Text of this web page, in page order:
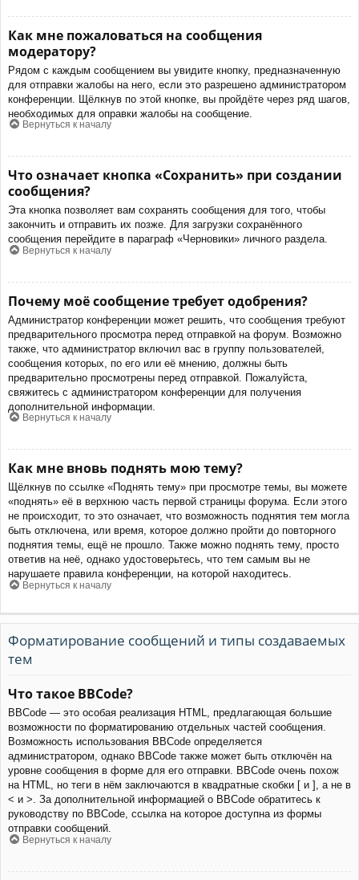
Как мне пожаловаться на сообщения
модератору?
Рядом с каждым сообщением вы увидите кнопку, предназначенную
для отправки жалобы на него, если это разрешено администратором
конференции. Щёлкнув по этой кнопке, вы пройдёте через ряд шагов,
необходимых для оправки жалобы на сообщение.
Вернуться к началу
Что означает кнопка «Сохранить» при создании
сообщения?
Эта кнопка позволяет вам сохранять сообщения для того, чтобы
закончить и отправить их позже. Для загрузки сохранённого
сообщения перейдите в параграф «Черновики» личного раздела.
Вернуться к началу
Почему моё сообщение требует одобрения?
Администратор конференции может решить, что сообщения требуют
предварительного просмотра перед отправкой на форум. Возможно
также, что администратор включил вас в группу пользователей,
сообщения которых, по его или её мнению, должны быть
предварительно просмотрены перед отправкой. Пожалуйста,
свяжитесь с администратором конференции для получения
дополнительной информации.
Вернуться к началу
Как мне вновь поднять мою тему?
Щёлкнув по ссылке «Поднять тему» при просмотре темы, вы можете
«поднять» её в верхнюю часть первой страницы форума. Если этого
не происходит, то это означает, что возможность поднятия тем могла
быть отключена, или время, которое должно пройти до повторного
поднятия темы, ещё не прошло. Также можно поднять тему, просто
ответив на неё, однако удостоверьтесь, что тем самым вы не
нарушаете правила конференции, на которой находитесь.
Вернуться к началу
Форматирование сообщений и типы создаваемых
тем
Что такое BBCode?
BBCode — это особая реализация HTML, предлагающая большие
возможности по форматированию отдельных частей сообщения.
Возможность использования BBCode определяется
администратором, однако BBCode также может быть отключён на
уровне сообщения в форме для его отправки. BBCode очень похож
на HTML, но теги в нём заключаются в квадратные скобки [ и ], а не в
< и >. За дополнительной информацией о BBCode обратитесь к
руководству по BBCode, ссылка на которое доступна из формы
отправки сообщений.
Вернуться к началу